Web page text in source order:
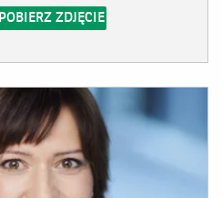
POBIERZ ZDJĘCIE